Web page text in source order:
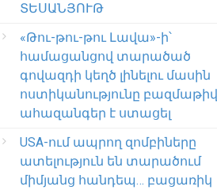
ՏԵՍԱՆՅՈՒԹ
«Թու-թու-թու Լավա»-ի՝
համացանցով տարածած
գովազդի կեղծ լինելու մասին
ոստիկանությունը բազմաթիվ
ահազանգեր է ստացել
USA-ում ապրող զոմբիները
ատելություն են տարածում
միմյանց հանդեպ… բացառիկ